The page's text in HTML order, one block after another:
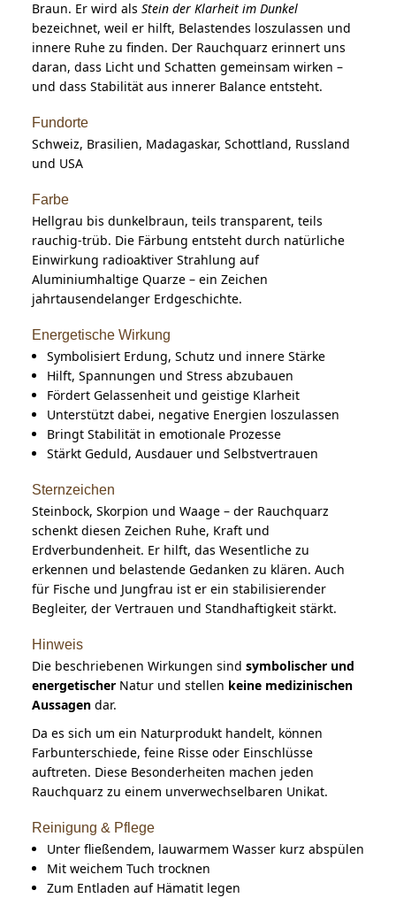
Braun. Er wird als Stein der Klarheit im Dunkel
bezeichnet, weil er hilft, Belastendes loszulassen und
innere Ruhe zu finden. Der Rauchquarz erinnert uns
daran, dass Licht und Schatten gemeinsam wirken –
und dass Stabilität aus innerer Balance entsteht.
Fundorte
Schweiz, Brasilien, Madagaskar, Schottland, Russland
und USA
Farbe
Hellgrau bis dunkelbraun, teils transparent, teils
rauchig-trüb. Die Färbung entsteht durch natürliche
Einwirkung radioaktiver Strahlung auf
Aluminiumhaltige Quarze – ein Zeichen
jahrtausendelanger Erdgeschichte.
Energetische Wirkung
Symbolisiert Erdung, Schutz und innere Stärke
Hilft, Spannungen und Stress abzubauen
Fördert Gelassenheit und geistige Klarheit
Unterstützt dabei, negative Energien loszulassen
Bringt Stabilität in emotionale Prozesse
Stärkt Geduld, Ausdauer und Selbstvertrauen
Sternzeichen
Steinbock, Skorpion und Waage – der Rauchquarz
schenkt diesen Zeichen Ruhe, Kraft und
Erdverbundenheit. Er hilft, das Wesentliche zu
erkennen und belastende Gedanken zu klären. Auch
für Fische und Jungfrau ist er ein stabilisierender
Begleiter, der Vertrauen und Standhaftigkeit stärkt.
Hinweis
Die beschriebenen Wirkungen sind symbolischer und
energetischer Natur und stellen keine medizinischen
Aussagen dar.
Da es sich um ein Naturprodukt handelt, können
Farbunterschiede, feine Risse oder Einschlüsse
auftreten. Diese Besonderheiten machen jeden
Rauchquarz zu einem unverwechselbaren Unikat.
Reinigung & Pflege
Unter fließendem, lauwarmem Wasser kurz abspülen
Mit weichem Tuch trocknen
Zum Entladen auf Hämatit legen